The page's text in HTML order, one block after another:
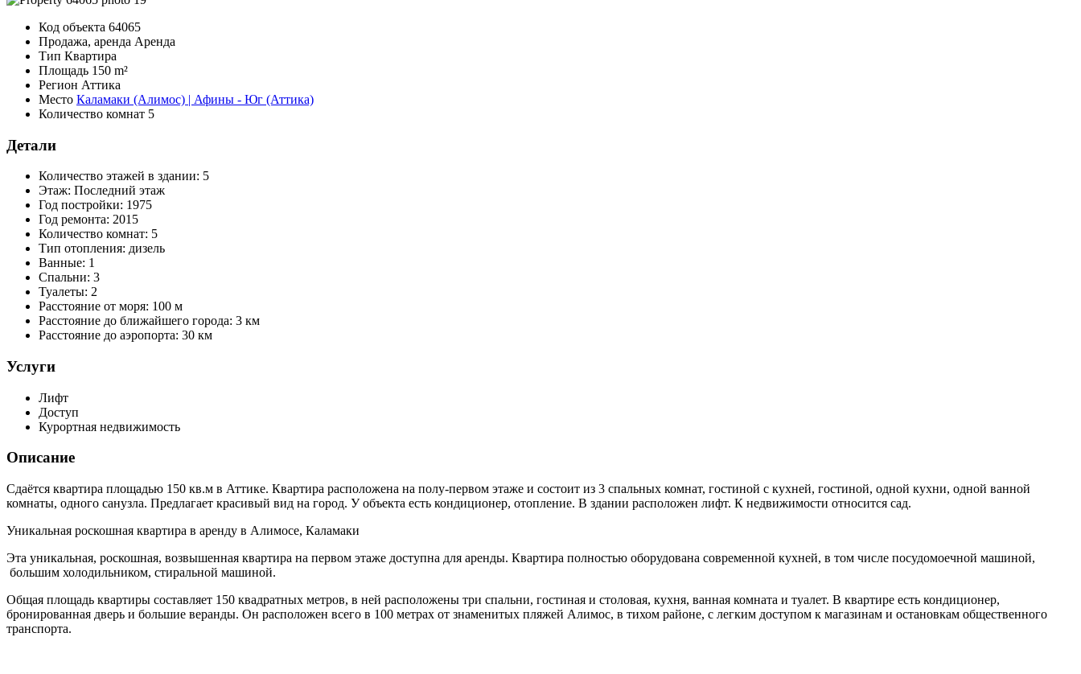
Код объекта 64065
Продажа, аренда Аренда
Тип Квартира
Площадь 150 m²
Регион Аттика
Место Каламаки (Алимос) | Афины - Юг (Аттика)
Количество комнат 5
Детали
Количество этажей в здании: 5
Этаж: Последний этаж
Год постройки: 1975
Год ремонта: 2015
Количество комнат: 5
Тип отопления: дизель
Ванные: 1
Спальни: 3
Туалеты: 2
Расстояние от моря: 100 м
Расстояние до ближайшего города: 3 км
Расстояние до аэропорта: 30 км
Услуги
Лифт
Доступ
Курортная недвижимость
Описание
Сдаётся квартира площадью 150 кв.м в Аттике. Квартира расположена на полу-первом этаже и состоит из 3 спальных комнат, гостиной с кухней, гостиной, одной кухни, одной ванной
комнаты, одного санузла. Предлагает красивый вид на город. У объекта есть кондиционер, отопление. В здании расположен лифт. К недвижимости относится сад.
Уникальная роскошная квартира в аренду в Алимосе, Каламаки
Эта уникальная, роскошная, возвышенная квартира на первом этаже доступна для аренды. Квартира полностью оборудована современной кухней, в том числе посудомоечной машиной,
большим холодильником, стиральной машиной.
Общая площадь квартиры составляет 150 квадратных метров, в ней расположены три спальни, гостиная и столовая, кухня, ванная комната и туалет. В квартире есть кондиционер,
бронированная дверь и большие веранды. Он расположен всего в 100 метрах от знаменитых пляжей Алимос, в тихом районе, с легким доступом к магазинам и остановкам общественного
транспорта.